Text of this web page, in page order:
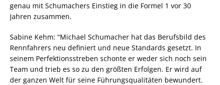
genau mit Schumachers Einstieg in die Formel 1 vor 30
Jahren zusammen.
Sabine Kehm: “Michael Schumacher hat das Berufsbild des
Rennfahrers neu definiert und neue Standards gesetzt. In
seinem Perfektionsstreben schonte er weder sich noch sein
Team und trieb es so zu den größten Erfolgen. Er wird auf
der ganzen Welt für seine Führungsqualitäten bewundert.